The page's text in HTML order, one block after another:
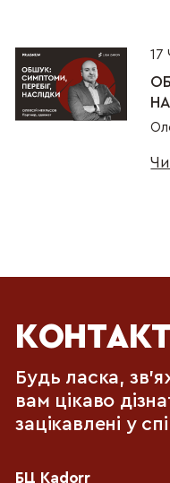
17
Будь ласка,
вам цікаво
зацікавлені у
БЦ Kadorr